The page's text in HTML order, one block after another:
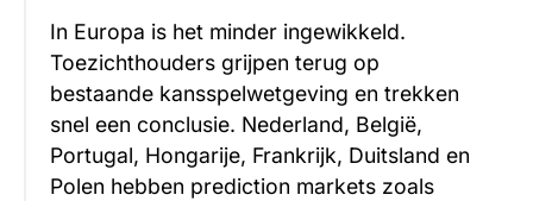
In Europa is het minder ingewikkeld.
Toezichthouders grijpen terug op
bestaande kansspelwetgeving en trekken
snel een conclusie. Nederland, België,
Portugal, Hongarije, Frankrijk, Duitsland en
Polen hebben prediction markets zoals